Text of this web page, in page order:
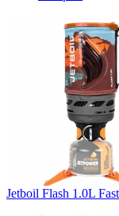
Jetboil Flash 1.0L